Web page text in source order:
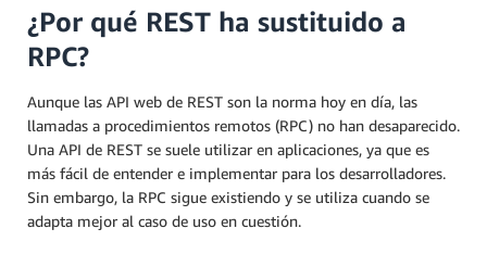
¿Por qué REST ha sustituido a
RPC?
Aunque las API web de REST son la norma hoy en día, las
llamadas a procedimientos remotos (RPC) no han desaparecido.
Una API de REST se suele utilizar en aplicaciones, ya que es
más fácil de entender e implementar para los desarrolladores.
Sin embargo, la RPC sigue existiendo y se utiliza cuando se
adapta mejor al caso de uso en cuestión.